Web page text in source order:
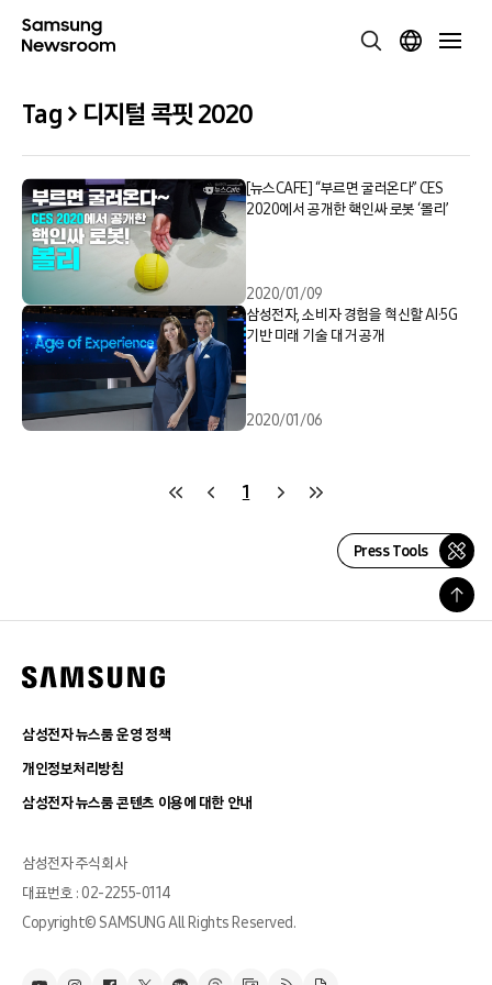
Tag > 디지털 콕핏 2020
[뉴스CAFE] “부르면 굴러온다” CES
2020에서 공개한 핵인싸 로봇 ‘볼리’
2020/01/09
삼성전자, 소비자 경험을 혁신할 AI·5G
기반 미래 기술 대거 공개
2020/01/06
1
Press Tools
삼성전자 뉴스룸 운영 정책
개인정보처리방침
삼성전자 뉴스룸 콘텐츠 이용에 대한 안내
삼성전자 주식회사
대표번호 : 02-2255-0114
Copyright© SAMSUNG All Rights Reserved.